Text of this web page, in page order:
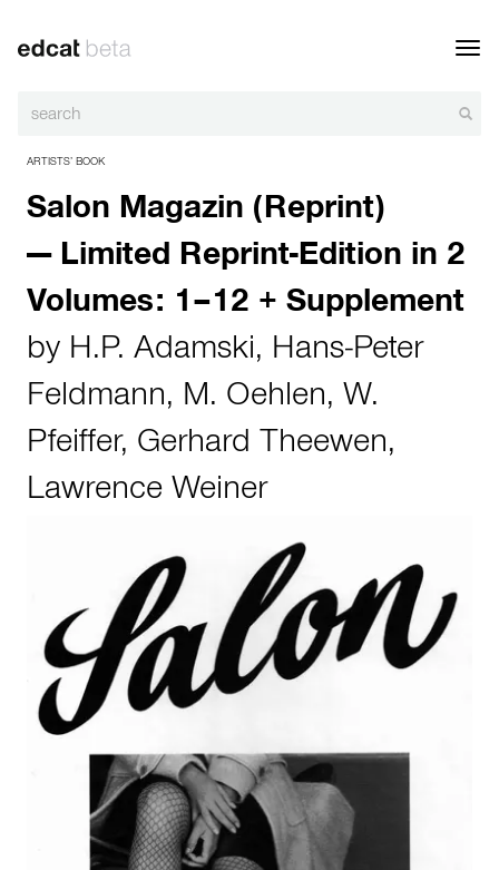
ARTISTS’ BOOK
Salon Magazin (Reprint)
— Limited Reprint-Edition in 2
Volumes: 1–12 + Supplement
by H.P. Adamski, Hans-Peter
Feldmann, M. Oehlen, W.
Pfeiffer, Gerhard Theewen,
Lawrence Weiner